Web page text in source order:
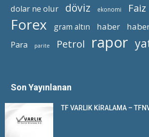
dolar ne olur döviz ekonomi Faiz
Forex gram altın haber
Para parite Petrol rapor
Son Yayınlanan
TF VARLIK KİRALAMA –